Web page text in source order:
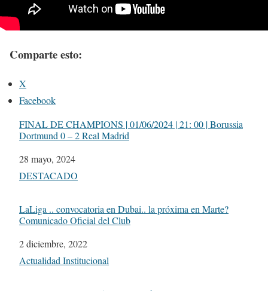
Comparte esto:
X
Facebook
FINAL DE CHAMPIONS | 01/06/2024 | 21: 00 | Borussia
Dortmund 0 – 2 Real Madrid
Fecha
28 mayo, 2024
Respecto a
DESTACADO
LaLiga .. convocatoria en Dubai.. la próxima en Marte?
Comunicado Oficial del Club
Fecha
2 diciembre, 2022
Respecto a
Actualidad Institucional